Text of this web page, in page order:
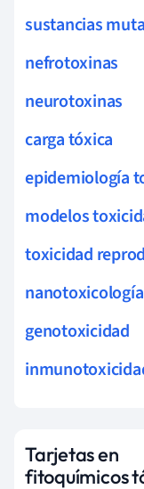
sustancias
nefrotoxinas
neurotoxinas
carga tóxica
epidemiología
modelos
toxicidad
nanotoxicología
genotoxicidad
Tarjetas en
fitoquímicos